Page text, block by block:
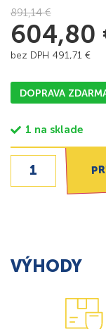
891,14€
604,80
bez DPH 491,71 €
DOPRAVA
1 na sklade
VÝHODY